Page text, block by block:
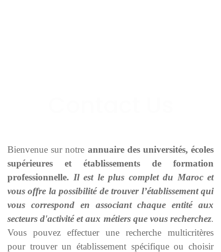
Bienvenue sur notre annuaire des universités, écoles
supérieures et établissements de formation
professionnelle. Il est le plus complet du Maroc et
vous offre la possibilité de trouver l’établissement qui
vous correspond en associant chaque entité aux
secteurs d'activité et aux métiers que vous recherchez.
Vous pouvez effectuer une recherche multicritères
pour trouver un établissement spécifique ou choisir